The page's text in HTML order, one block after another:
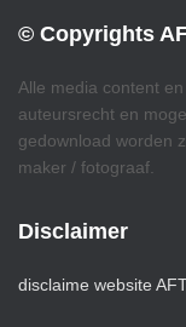
© Copyrights
Alle media content
auteursrecht en
gedownload worden
maker / fotograaf.
Disclaimer
disclaime website